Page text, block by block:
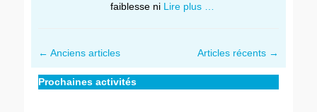
faiblesse ni Lire plus …
Navigation
entre
article
← Anciens articles Articles récents →
Prochaines activités